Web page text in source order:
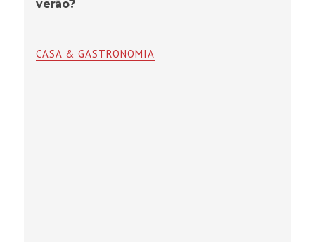
verão?
CASA & GASTRONOMIA